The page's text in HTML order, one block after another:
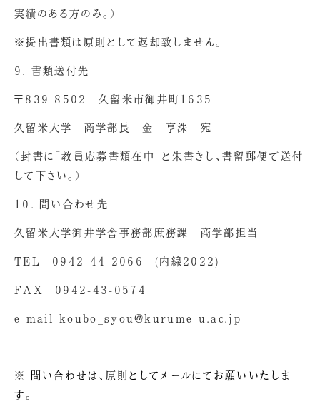
実績のある方のみ。）
※提出書類は原則として返却致しません。
9. 書類送付先
〒839-8502 久留米市御井町1635
久留米大学 商学部長 金 亨洙 宛
（封書に「教員応募書類在中」と朱書きし、書留郵便で送付
して下さい。）
10. 問い合わせ先
久留米大学御井学舎事務部庶務課 商学部担当
TEL 0942-44-2066 (内線2022)
FAX 0942-43-0574
e-mail koubo_syou@kurume-u.ac.jp
※
問い合わせは、原則としてメールにてお願いいたしま
す。